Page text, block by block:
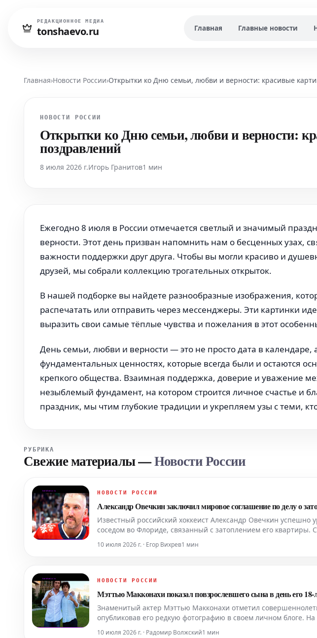
РЕДАКЦИОННОЕ МЕДИА
tonshaevo.ru Главная Главные новости
Главная›Новости России›Открытки ко Дню семьи, любви и верности: красивые
НОВОСТИ РОССИИ
Открытки ко Дню семьи, любви и верности:
поздравлений
8 июля 2026 г.Игорь Гранитов1 мин
Ежегодно 8 июля в России отмечается светлый и значимый
верности. Этот день призван напомнить нам о бесценных узах,
важности поддержки друг друга. Чтобы вы могли красиво и
друзей, мы собрали коллекцию трогательных открыток.
В нашей подборке вы найдете разнообразные изображения,
распечатать или отправить через мессенджеры. Эти картинки
выразить свои самые тёплые чувства и пожелания в этот
День семьи, любви и верности — это не просто дата в
фундаментальных ценностях, которые всегда были и остаются
крепкого общества. Взаимная поддержка, доверие и уважение
незыблемый фундамент, на котором строится личное счастье и
праздник, мы чтим глубокие традиции и укрепляем узы с теми,
РУБРИКА
Свежие материалы—Новости России
НОВОСТИ РОССИИ
Александр Овечкин заключил мировое соглашение по делу о
Известный российский хоккеист Александр Овечкин успешно
соседом во Флориде, связанный с затоплением его квартиры.
некорректн
10 июля 2026 г. · Егор Вихрев1 мин
НОВОСТИ РОССИИ
Мэттью Макконахи показал повзрослевшего сына в день его 18-
Знаменитый актер Мэттью Макконахи отметил
опубликовав его редкую фотографию в своем личном блоге.
10 июля 2026 г. · Радомир Волжский1 мин